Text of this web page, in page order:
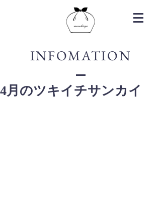
INFOMATION
4月のツキイチサンカイ